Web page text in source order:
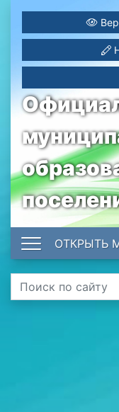
ОТКРЫТЬ